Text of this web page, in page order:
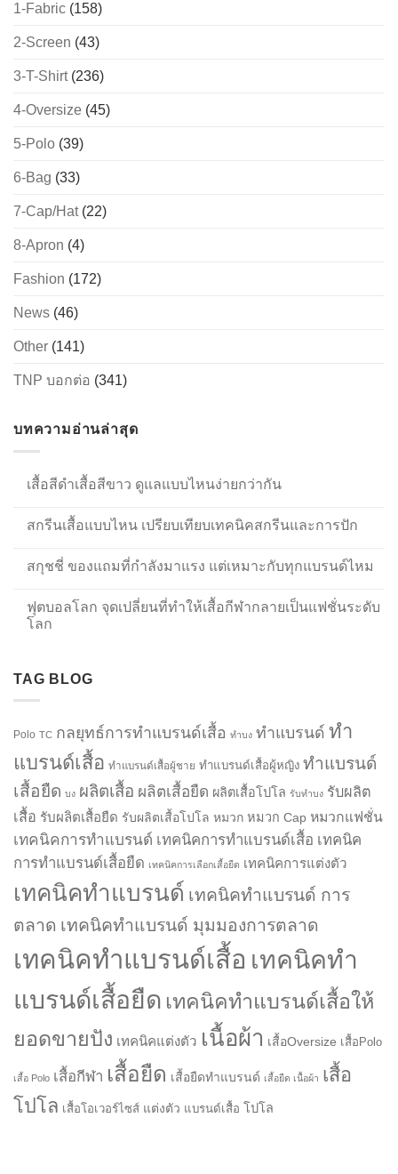
1-Fabric (158)
2-Screen (43)
3-T-Shirt(236)
4-Oversize (45)
5-Polo (39)
6-Bag (33)
7-Cap/Hat(22)
8-Apron (4)
Fashion (172)
News (46)
Other (141)
TNP บอกต่อ (341)
บทความอ่านล่าสุด
เสื้อสีดำเสื้อสีขาว ดูแลแบบไหนง่ายกว่ากัน
สกรีนเสื้อแบบไหน เปรียบเทียบเทคนิคสกรีนและการปัก
สกุชชี่ ของแถมที่กำลังมาแรง แต่เหมาะกับทุกแบรนด์ไหม
ฟุตบอลโลก จุดเปลี่ยนที่ทำให้เสื้อกีฬากลายเป็นแฟชั่นระดับ
โลก
TAG BLOG
Polo TC กลยุทธ์การทำแบรนด์เสื้อ ทำบง ทำแบรนด์ ทำ
แบรนด์เสื้อ ทำแบรนด์เสื้อผู้ชาย ทำแบรนด์เสื้อผู้หญิง ทำแบรนด์
เสื้อยืด บง ผลิตเสื้อ ผลิตเสื้อยืด ผลิตเสื้อโปโล รับทำบง รับผลิต
เสื้อ รับผลิตเสื้อยืด รับผลิตเสื้อโปโล หมวก หมวก Cap หมวกแฟชั่น
เทคนิคการทำแบรนด์ เทคนิคการทำแบรนด์เสื้อ เทคนิค
การทำแบรนด์เสื้อยืด เทคนิคการเลือกเสื้อยืด เทคนิคการแต่งตัว
เทคนิคทำแบรนด์ เทคนิคทำแบรนด์ การ
ตลาด เทคนิคทำแบรนด์ มุมมองการตลาด
เทคนิคทำแบรนด์เสื้อ เทคนิคทำ
แบรนด์เสื้อยืด เทคนิคทำแบรนด์เสื้อให้
ยอดขายปัง เทคนิคแต่งตัว เนื้อผ้า เสื้อOversize เสื้อPolo
เสื้อ Polo เสื้อกีฬา เสื้อยืด เสื้อยืดทำแบรนด์ เสื้อยืด เนื้อผ้า เสื้อ
โปโล เสื้อโอเวอร์ไซส์ แต่งตัว แบรนด์เสื้อ โปโล